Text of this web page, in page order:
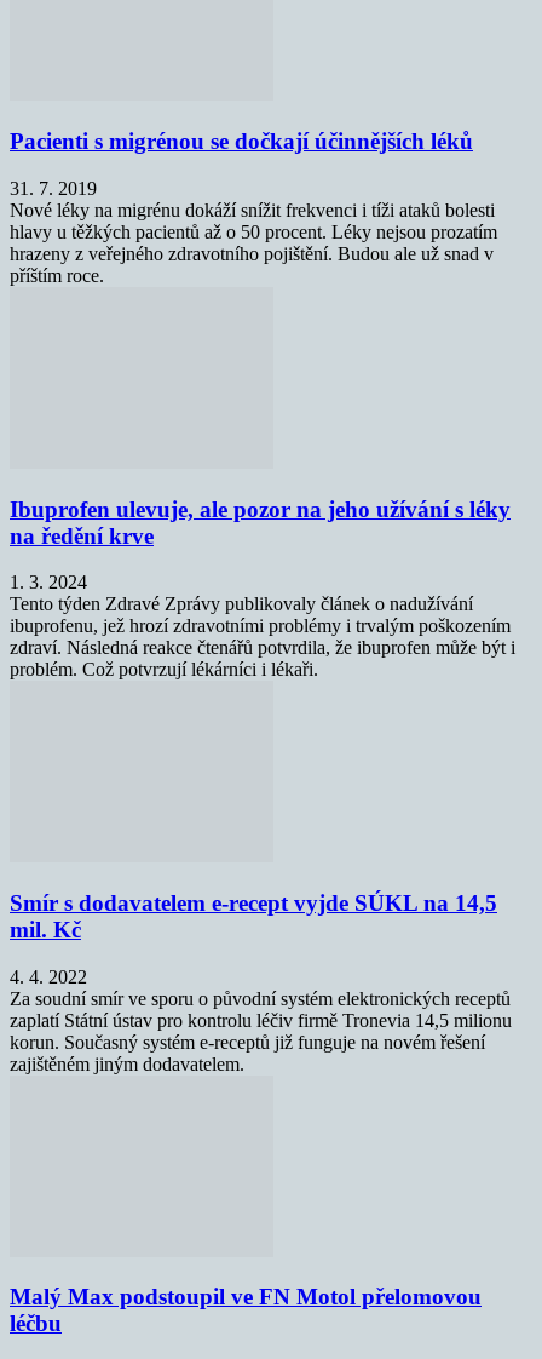
Pacienti s migrénou se dočkají účinnějších léků
31. 7. 2019
Nové léky na migrénu dokáží snížit frekvenci i tíži ataků bolesti
hlavy u těžkých pacientů až o 50 procent. Léky nejsou prozatím
hrazeny z veřejného zdravotního pojištění. Budou ale už snad v
příštím roce.
Ibuprofen ulevuje, ale pozor na jeho užívání s léky
na ředění krve
1. 3. 2024
Tento týden Zdravé Zprávy publikovaly článek o nadužívání
ibuprofenu, jež hrozí zdravotními problémy i trvalým poškozením
zdraví. Následná reakce čtenářů potvrdila, že ibuprofen může být i
problém. Což potvrzují lékárníci i lékaři.
Smír s dodavatelem e-recept vyjde SÚKL na 14,5
mil. Kč
4. 4. 2022
Za soudní smír ve sporu o původní systém elektronických receptů
zaplatí Státní ústav pro kontrolu léčiv firmě Tronevia 14,5 milionu
korun. Současný systém e-receptů již funguje na novém řešení
zajištěném jiným dodavatelem.
Malý Max podstoupil ve FN Motol přelomovou
léčbu